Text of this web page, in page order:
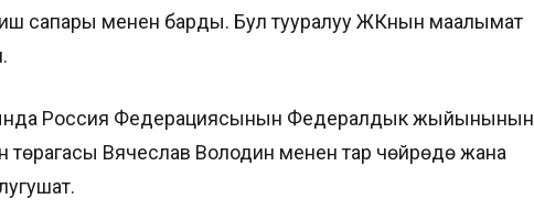
сапары менен барды. Бул тууралуу ЖКнын маалымат
Россия Федерациясынын Федералдык жыйынынын
Вячеслав Володин менен тар чөйрөдө жана